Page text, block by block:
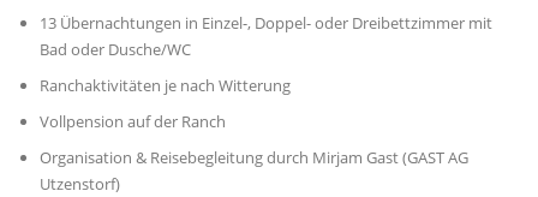
13 Übernachtungen in Einzel-, Doppel- oder Dreibettzimmer mit
Bad oder Dusche/WC
Ranchaktivitäten je nach Witterung
Vollpension auf der Ranch
Organisation & Reisebegleitung durch Mirjam Gast (GAST AG
Utzenstorf)